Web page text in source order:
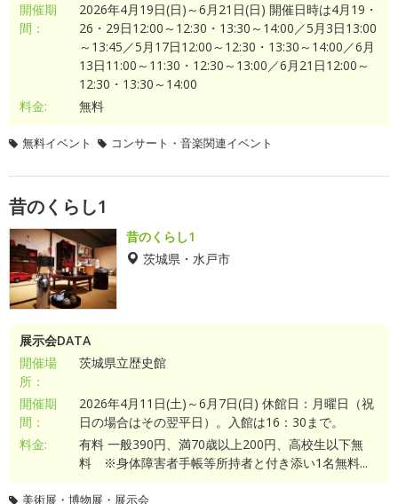
開催期
間：
2026年4月19日(日)～6月21日(日) 開催日時は4月19・
26・29日12:00～12:30・13:30～14:00／5月3日13:00
～13:45／5月17日12:00～12:30・13:30～14:00／6月
13日11:00～11:30・12:30～13:00／6月21日12:00～
12:30・13:30～14:00
料金:
無料
無料イベント コンサート・音楽関連イベント
昔のくらし1
昔のくらし1
茨城県・水戸市
展示会DATA
開催場
所：
茨城県立歴史館
開催期
間：
2026年4月11日(土)～6月7日(日) 休館日：月曜日（祝
日の場合はその翌平日）。入館は16：30まで。
料金:
有料 一般390円、満70歳以上200円、高校生以下無
料 ※身体障害者手帳等所持者と付き添い1名無料...
美術展・博物展・展示会